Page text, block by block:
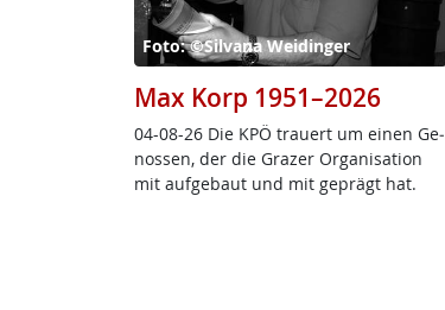
Foto: ©Silvana Weidinger
Max Korp 1951–2026
04-08-26 Die KPÖ trau­ert um ei­nen Ge­
nos­sen, der die Gra­zer Or­ga­ni­sa­ti­on
mit auf­ge­baut und mit ge­prägt hat.